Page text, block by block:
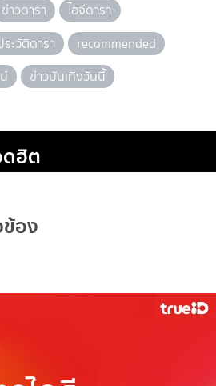
ข่าวดารา
ไอจีดารา
ระวัติดารา
recommended
ข่าวบันเทิงวันนี้
ดฮิต
ข้อง